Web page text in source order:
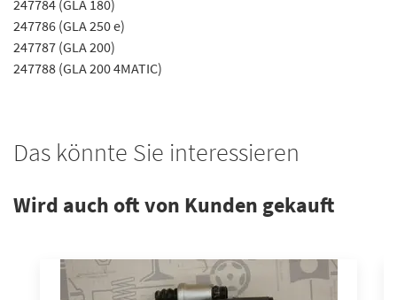
247784 (GLA 180)
247786 (GLA 250 e)
247787 (GLA 200)
247788 (GLA 200 4MATIC)
Das könnte Sie interessieren
Wird auch oft von Kunden gekauft